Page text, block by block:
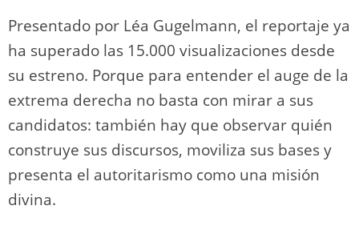
Presentado por Léa Gugelmann, el reportaje ya
ha superado las 15.000 visualizaciones desde
su estreno. Porque para entender el auge de la
extrema derecha no basta con mirar a sus
candidatos: también hay que observar quién
construye sus discursos, moviliza sus bases y
presenta el autoritarismo como una misión
divina.